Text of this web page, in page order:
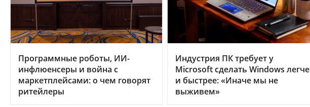
Программные роботы, ИИ-
инфлюенсеры и война с
маркетплейсами: о чем говорят
ритейлеры
Индустрия ПК требует у
Microsoft сделать Windows легче
и быстрее: «Иначе мы не
выживем»